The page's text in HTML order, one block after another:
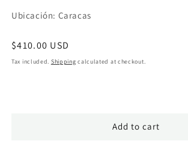
Ubicación: Caracas
Regular
price
$410.00 USD
Tax included. Shipping calculated at checkout.
Add to cart